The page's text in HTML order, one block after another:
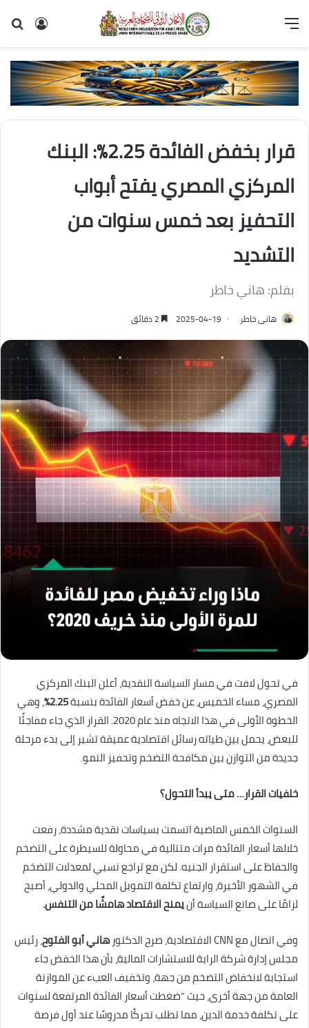
تسجيل
القائمة
قرار بخفض الفائدة 2.25%: البنك
المركزي المصري يفتح أبواب
التحفيز بعد خمس سنوات من
التشديد
بقلم: هاني خاطر
هانى خاطر 2025-04-19
في تحول لافت في مسار السياسة النقدية، أعلن البنك المركزي
المصري، مساء الخميس، عن خفض أسعار الفائدة بنسبة2.25% ، وهي
الخطوة الأولى في هذا الاتجاه منذ عام 2020. القرار الذي جاء مفاجئًا
للبعض، يحمل بين طياته رسائل اقتصادية عميقة تشير إلى بدء مرحلة
جديدة من التوازن بين مكافحة التضخم وتحفيز النمو.
خلفيات القرار… متى يبدأ التحول؟
السنوات الخمس الماضية اتسمت بسياسات نقدية مشددة، رفعت
خلالها أسعار الفائدة مرات متتالية في محاولة للسيطرة على التضخم
والحفاظ على استقرار الجنيه. لكن مع تراجع نسبي لمعدلات التضخم
في الشهور الأخيرة، وارتفاع تكلفة التمويل المحلي والدولي، أصبح
لزامًا على صانع السياسة أنيمنح الاقتصاد هامشًا من التنفس.
وفي اتصال مع CNN الاقتصادية، صرح الدكتور
هاني أبو الفتوح، رئيس
مجلس إدارة شركة الراية للاستشارات المالية، بأن هذا الخفض جاء
استجابة لانخفاض التضخم من جهة، وتخفيف العبء عن الموازنة
العامة من جهة أخرى، حيث “ضغطت أسعار الفائدة المرتفعة لسنوات
على تكلفة خدمة الدين، مما تطلب تحركًا مدروسًا عند أول فرصة